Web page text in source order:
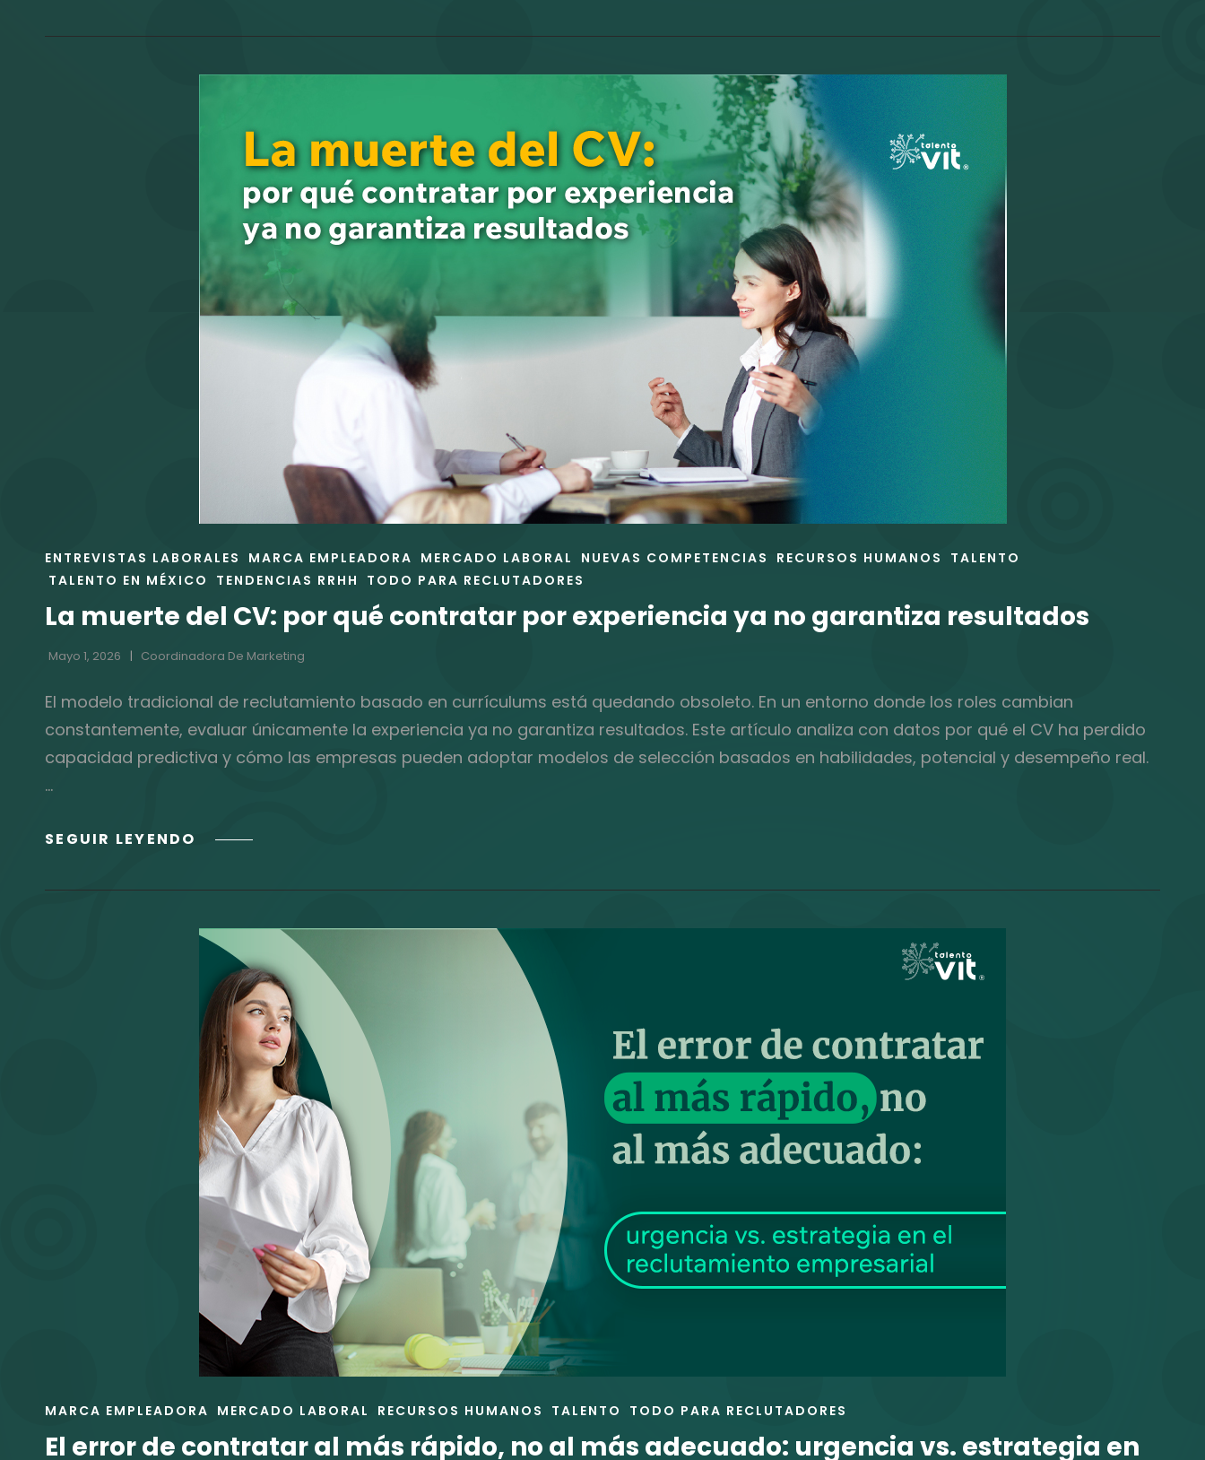
ROI
VENTAJA
COGNITIVA
ENLACES
DE
CATEGORÍAS
ENTREVISTAS LABORALES MARCA EMPLEADORA MERCADO LABORAL NUEVAS COMPETENCIAS RECURSOS HUMANOS
TALENTO
TALENTO EN MÉXICO
TENDENCIAS RRHH TODO PARA RECLUTADORES
La muerte del CV: por qué contratar por experiencia ya no garantiza resultados
Mayo 1, 2026 Coordinadora De Marketing
El modelo tradicional de reclutamiento basado en currículums está quedando obsoleto. En un entorno donde los roles cambian
constantemente, evaluar únicamente la experiencia ya no garantiza resultados. Este artículo analiza con datos por qué el CV ha perdido
capacidad predictiva y cómo las empresas pueden adoptar modelos de selección basados en habilidades, potencial y desempeño real.
…
SEGUIR LEYENDO LA
POR
QUÉ
CONTRATAR
POR
EXPERIENCIA
YA
NO
GARANTIZA
RESULTADOS
ENLACES
LAS
MARCA EMPLEADORA MERCADO LABORAL RECURSOS HUMANOS TALENTO TODO PARA RECLUTADORES
El error de contratar al más rápido, no al más adecuado: urgencia vs. estrategia en